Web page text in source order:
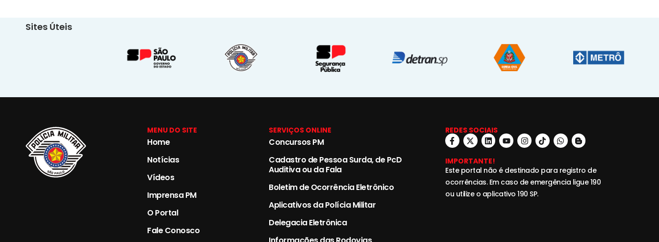
Sites Úteis
MENU DO SITE
Home
Notícias
Vídeos
Imprensa PM
O Portal
Fale Conosco
SERVIÇOS ONLINE
Concursos PM
Cadastro de Pessoa Surda, de PcD
Auditiva ou da Fala
Boletim de Ocorrência Eletrônico
Aplicativos da Polícia Militar
Delegacia Eletrônica
REDES SOCIAIS
IMPORTANTE!
Este portal não é destinado para registro de
ocorrências. Em caso de emergência ligue 190
ou utilize o aplicativo 190 SP.